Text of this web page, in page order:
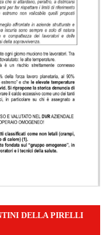
DELLA PIRELLI